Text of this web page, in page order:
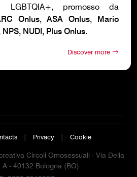
LGBTQIA+, promosso da
Onlus, ASA Onlus, Mario
NUDI, Plus Onlus.
Discover more
| Privacy | Cookie
Circoli Omosessuali - Via Della
A - 40132 Bologna (BO)